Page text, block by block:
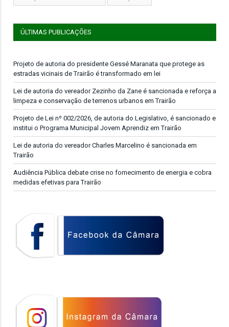
ÚLTIMAS PUBLICAÇÕES
Projeto de autoria do presidente Gessé Maranata que protege as
estradas vicinais de Trairão é transformado em lei
Lei de autoria do vereador Zezinho da Zane é sancionada e reforça a
limpeza e conservação de terrenos urbanos em Trairão
Projeto de Lei nº 002/2026, de autoria do Legislativo, é sancionado e
institui o Programa Municipal Jovem Aprendiz em Trairão
Lei de autoria do vereador Charles Marcelino é sancionada em
Trairão
Audiência Pública debate crise no fornecimento de energia e cobra
medidas efetivas para Trairão